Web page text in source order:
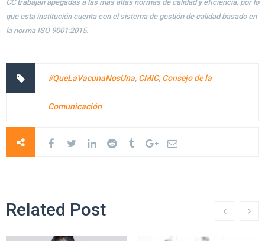
CC trabajan apegadas a las más altas normas de calidad y eficiencia, por lo
que esta institución cuenta con el sistema de gestión de calidad basado en
la norma ISO 9001:2015.
#QueLaVacunaNosUna, CMIC, Consejo de la
Comunicación
Related Post